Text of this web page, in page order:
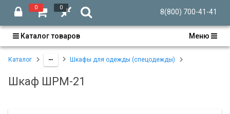
0 0
8(800) 700-41-41
Каталог товаров Меню
Каталог Шкафы для одежды (спецодежды)
Шкаф ШРМ-21